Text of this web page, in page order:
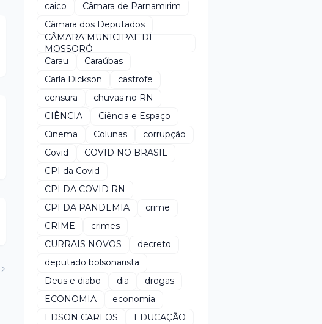
caico
Câmara de Parnamirim
Câmara dos Deputados
CÂMARA MUNICIPAL DE
MOSSORÓ
Carau
Caraúbas
Carla Dickson
castrofe
censura
chuvas no RN
CIÊNCIA
Ciência e Espaço
Cinema
Colunas
corrupção
Covid
COVID NO BRASIL
CPI da Covid
CPI DA COVID RN
CPI DA PANDEMIA
crime
CRIME
crimes
CURRAIS NOVOS
decreto
deputado bolsonarista
Deus e diabo
dia
drogas
ECONOMIA
economia
EDSON CARLOS
EDUCAÇÃO